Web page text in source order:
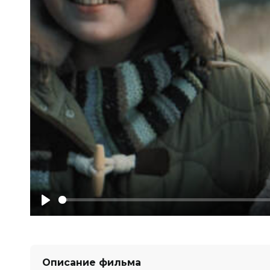
Play
Описание фильма